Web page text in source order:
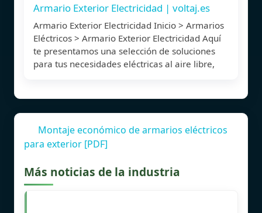
Armario Exterior Electricidad | voltaj.es
Armario Exterior Electricidad Inicio > Armarios
Eléctricos > Armario Exterior Electricidad Aquí
te presentamos una selección de soluciones
para tus necesidades eléctricas al aire libre,
Montaje económico de armarios eléctricos
para exterior [PDF]
Más noticias de la industria